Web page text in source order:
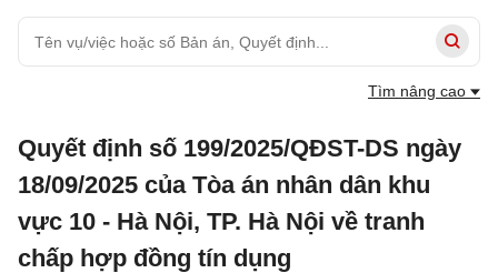
Tìm nâng cao
Quyết định số 199/2025/QĐST-DS ngày
18/09/2025 của Tòa án nhân dân khu
vực 10 - Hà Nội, TP. Hà Nội về tranh
chấp hợp đồng tín dụng